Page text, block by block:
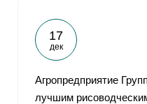
17
дек
Агропредприятие
лучшим